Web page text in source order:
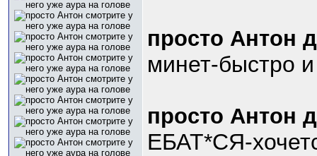
просто Антон
минет-быстро
просто Антон
ЕБАТ*СЯ-